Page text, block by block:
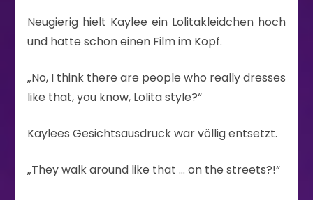
Neugierig hielt Kaylee ein Lolitakleidchen hoch
und hatte schon einen Film im Kopf.
„No, I think there are people who really dresses
like that, you know, Lolita style?“
Kaylees Gesichtsausdruck war völlig entsetzt.
„They walk around like that … on the streets?!“